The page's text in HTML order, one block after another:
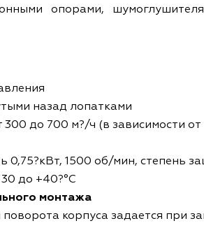
опорами,
назад лопатками
300 до 700 м?/ч (в зависимости
0,75?кВт, 1500 об/мин, степень
до +40?°C
монтажа
корпуса задается при